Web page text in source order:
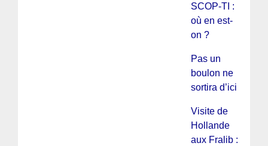
SCOP-TI :
où en est-
on ?
Pas un
boulon ne
sortira d’ici
Visite de
Hollande
aux Fralib :